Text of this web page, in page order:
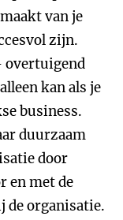
van je
zijn.
overtuigend
kan als je
business.
duurzaam
door
en met de
de organisatie.